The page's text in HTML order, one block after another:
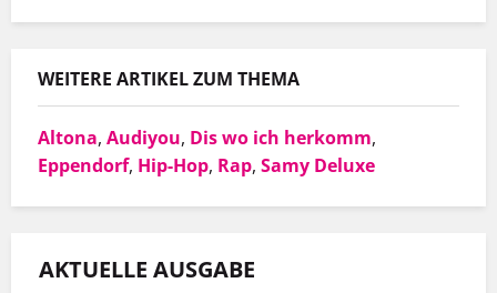
WEITERE ARTIKEL ZUM THEMA
Altona, Audiyou, Dis wo ich herkomm,
Eppendorf, Hip-Hop, Rap, Samy Deluxe
AKTUELLE AUSGABE